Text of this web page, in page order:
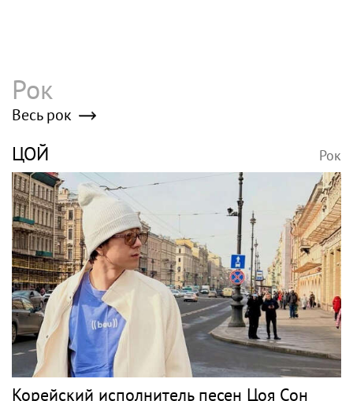
Рок
Весь рок
ЦОЙ Рок
Корейский исполнитель песен Цоя Сон